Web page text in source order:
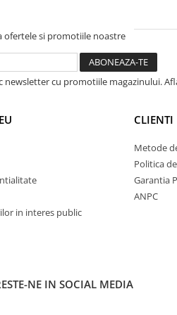
ofertele si promotiile noastre
newsletter cu promotiile magazinului.
in interes public
CLIENTI
Metode
Politica
Garantia
ANPC
NE IN SOCIAL MEDIA